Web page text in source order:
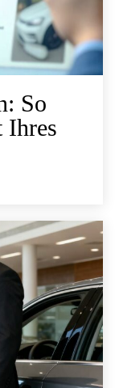
So
Ihres